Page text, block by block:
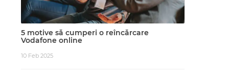
5 motive să cumperi o reîncărcare
Vodafone online
10 Feb 2025